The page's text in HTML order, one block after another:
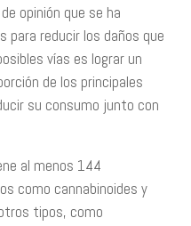
opinión que se ha
para reducir los daños que
vías es lograr un
de los principales
su consumo junto con
al menos 144
como cannabinoides y
tipos, como